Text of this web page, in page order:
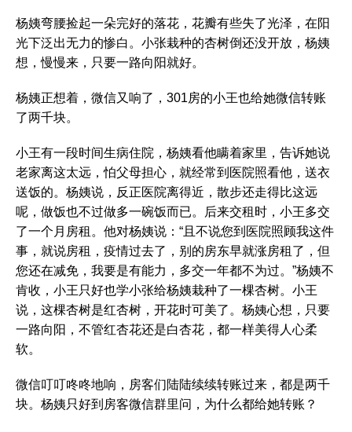
杨姨弯腰捡起一朵完好的落花，花瓣有些失了光泽，在阳
光下泛出无力的惨白。小张栽种的杏树倒还没开放，杨姨
想，慢慢来，只要一路向阳就好。
杨姨正想着，微信又响了，301房的小王也给她微信转账
了两千块。
小王有一段时间生病住院，杨姨看他瞒着家里，告诉她说
老家离这太远，怕父母担心，就经常到医院照看他，送衣
送饭的。杨姨说，反正医院离得近，散步还走得比这远
呢，做饭也不过做多一碗饭而已。后来交租时，小王多交
了一个月房租。他对杨姨说：“且不说您到医院照顾我这件
事，就说房租，疫情过去了，别的房东早就涨房租了，但
您还在减免，我要是有能力，多交一年都不为过。”杨姨不
肯收，小王只好也学小张给杨姨栽种了一棵杏树。小王
说，这棵杏树是红杏树，开花时可美了。杨姨心想，只要
一路向阳，不管红杏花还是白杏花，都一样美得人心柔
软。
微信叮叮咚咚地响，房客们陆陆续续转账过来，都是两千
块。杨姨只好到房客微信群里问，为什么都给她转账？